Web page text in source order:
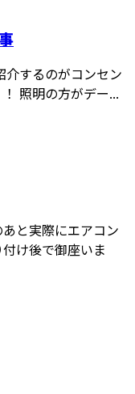
介するのがコンセン
照明の方がデー...
と実際にエアコン
け後で御座いま